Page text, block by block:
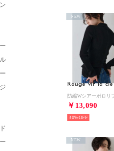
Rouge vif la cle
￥13,090
NEW
30%
NEW